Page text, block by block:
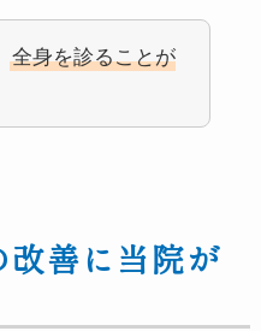
全身を診ることが
改善に当院が